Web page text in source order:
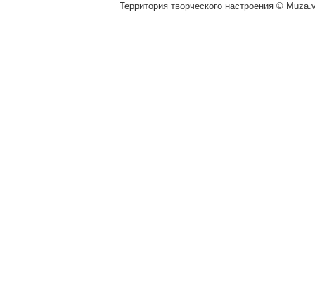
Территория творческого настроения ©